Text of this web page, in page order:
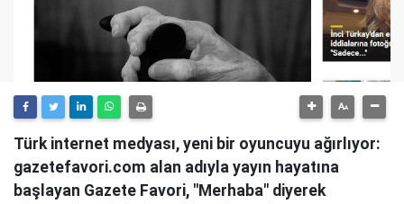
Türk internet medyası, yeni bir oyuncuyu ağırlıyor:
gazetefavori.com alan adıyla yayın hayatına
başlayan Gazete Favori, "Merhaba" diyerek